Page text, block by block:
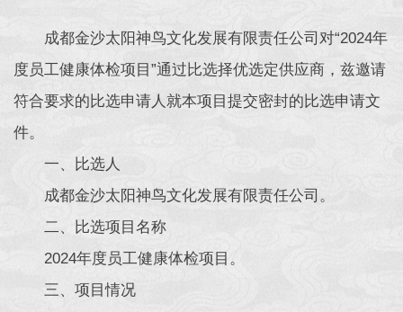
成都金沙太阳神鸟文化发展有限责任公司对“2024年
度员工健康体检项目”通过比选择优选定供应商，兹邀请
符合要求的比选申请人就本项目提交密封的比选申请文
件。
一、比选人
成都金沙太阳神鸟文化发展有限责任公司。
二、比选项目名称
2024年度员工健康体检项目。
三、项目情况